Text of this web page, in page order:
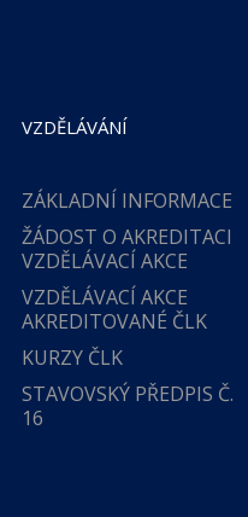
VZDĚLÁVÁNÍ
ZÁKLADNÍ INFORMACE
ŽÁDOST O AKREDITACI
VZDĚLÁVACÍ AKCE
VZDĚLÁVACÍ AKCE
AKREDITOVANÉ ČLK
KURZY ČLK
STAVOVSKÝ PŘEDPIS Č.
16